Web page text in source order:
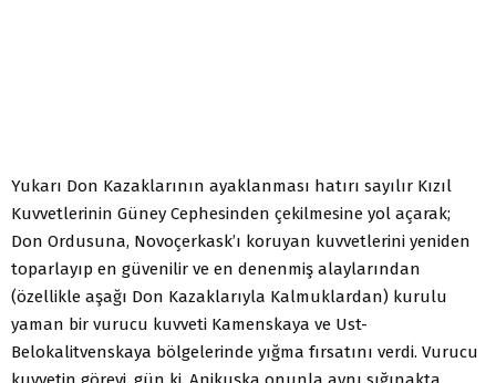
Yukarı Don Kazaklarının ayaklanması hatırı sayılır Kızıl
Kuvvetlerinin Güney Cephesinden çekilmesine yol açarak;
Don Ordusuna, Novoçerkask’ı koruyan kuvvetlerini yeniden
toparlayıp en güvenilir ve en denenmiş alaylarından
(özellikle aşağı Don Kazaklarıyla Kalmuklardan) kurulu
yaman bir vurucu kuvveti Kamenskaya ve Ust-
Belokalitvenskaya bölgelerinde yığma fırsatını verdi. Vurucu